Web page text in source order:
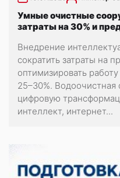
Умные очистные
затраты на 30% и
Внедрение
сократить затраты на
оптимизировать
25–30%.
цифровую
интеллект, интернет...